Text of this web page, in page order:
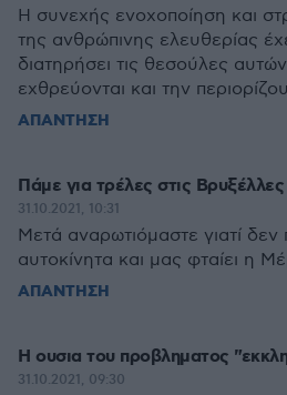
Η συνεχής ενοχοποίηση και
της ανθρώπινης ελευθερίας
διατηρήσει τις θεσούλες
εχθρεύονται και την
ΑΠΑΝΤΗΣΗ
Πάμε για τρέλες στις Βρυξέλλες
31.10.2021, 10:31
Μετά αναρωτιόμαστε γιατί
αυτοκίνητα και μας φταίει η
ΑΠΑΝΤΗΣΗ
Η ουσια του προβληματος
31.10.2021, 09:30